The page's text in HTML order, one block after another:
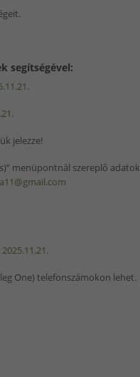
segítségével:
jelezze!
menüpontnál szereplő adatok
One) telefonszámokon lehet.